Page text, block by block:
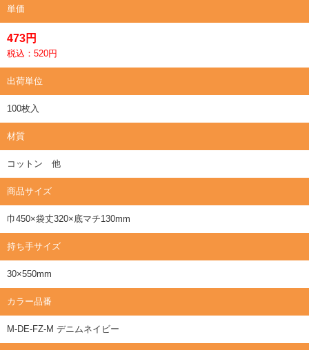
単価
473円
税込：520円
出荷単位
100枚入
材質
コットン 他
商品サイズ
巾450×袋丈320×底マチ130mm
持ち手サイズ
30×550mm
カラー品番
M-DE-FZ-M デニムネイビー